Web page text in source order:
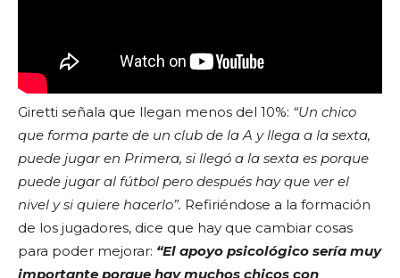
Giretti señala que llegan menos del 10%: “Un chico
que forma parte de un club de la A y llega a la sexta,
puede jugar en Primera, si llegó a la sexta es porque
puede jugar al fútbol pero después hay que ver el
nivel y si quiere hacerlo”. Refiriéndose a la formación
de los jugadores, dice que hay que cambiar cosas
para poder mejorar: “El apoyo psicológico sería muy
importante porque hay muchos chicos con